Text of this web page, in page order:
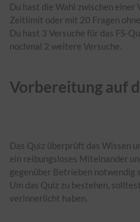
Du hast die Wahl zwischen einer
Zeitlimit oder mit 20 Fragen
Du hast 3 Versuche für das FS-
nochmal 2 weitere Versuche.
Vorbereitung auf
Das Quiz überprüft das Wissen
ein reibungsloses Miteinander
gegenüber Betrieben notwendig
Um das Quiz zu bestehen,
verinnerlicht haben.